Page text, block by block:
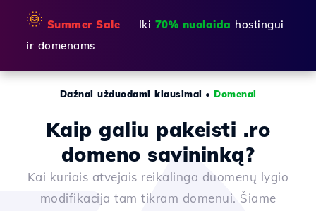
🌞 Summer Sale — Iki 70% nuolaida hostingui
ir domenams
Dažnai užduodami klausimai • Domenai
Kaip galiu pakeisti .ro
domeno savininką?
Kai kuriais atvejais reikalinga duomenų lygio
modifikacija tam tikram domenui. Šiame